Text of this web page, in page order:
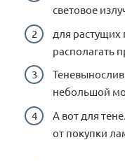
световое
для растущих
располагать
небольшой
А вот для
от покупки